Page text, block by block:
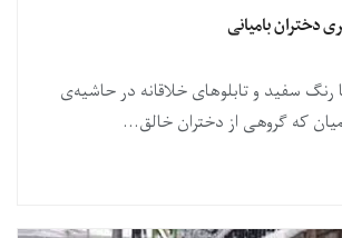
دختران بامیانی
سفید و تابلوهای خلاقانه در حاشیه‌ی
که گروهی از دختران خالق...